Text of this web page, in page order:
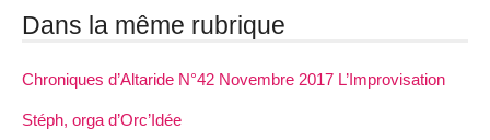
Dans la même rubrique
Chroniques d’Altaride N°42 Novembre 2017 L’Improvisation
Stéph, orga d’Orc’Idée